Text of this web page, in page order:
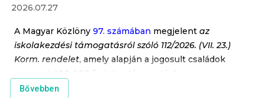
2026.07.27
A Magyar Közlöny 97. számában megjelent az
iskolakezdési támogatásról szóló 112/2026. (VII. 23.)
Korm. rendelet, amely alapján a jogosult családok
egyszeri, 100 000 forintos támogatásban
részesülhetnek gyermekenként, tanulónként.
Bővebben